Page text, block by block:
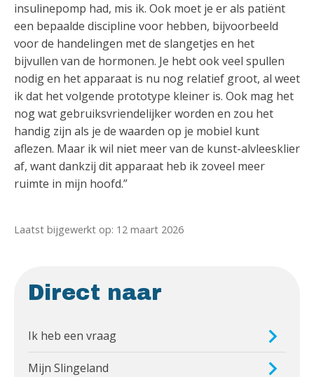
insulinepomp had, mis ik. Ook moet je er als patiënt
een bepaalde discipline voor hebben, bijvoorbeeld
voor de handelingen met de slangetjes en het
bijvullen van de hormonen. Je hebt ook veel spullen
nodig en het apparaat is nu nog relatief groot, al weet
ik dat het volgende prototype kleiner is. Ook mag het
nog wat gebruiksvriendelijker worden en zou het
handig zijn als je de waarden op je mobiel kunt
aflezen. Maar ik wil niet meer van de kunst-alvleesklier
af, want dankzij dit apparaat heb ik zoveel meer
ruimte in mijn hoofd.”
Laatst bijgewerkt op: 12 maart 2026
Direct naar
Ik heb een vraag
Mijn Slingeland